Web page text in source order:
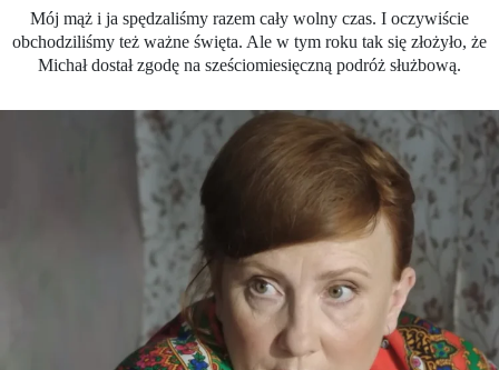
Mój mąż i ja spędzaliśmy razem cały wolny czas. I oczywiście
obchodziliśmy też ważne święta. Ale w tym roku tak się złożyło, że
Michał dostał zgodę na sześciomiesięczną podróż służbową.